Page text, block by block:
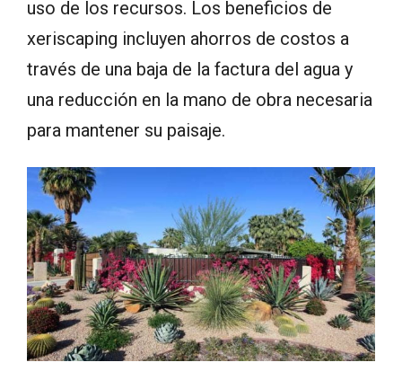
uso de los recursos. Los beneficios de
xeriscaping incluyen ahorros de costos a
través de una baja de la factura del agua y
una reducción en la mano de obra necesaria
para mantener su paisaje.